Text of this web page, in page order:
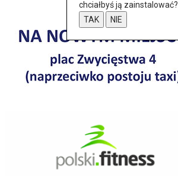
chciałbyś ją zainstalować?
TAK
NIE